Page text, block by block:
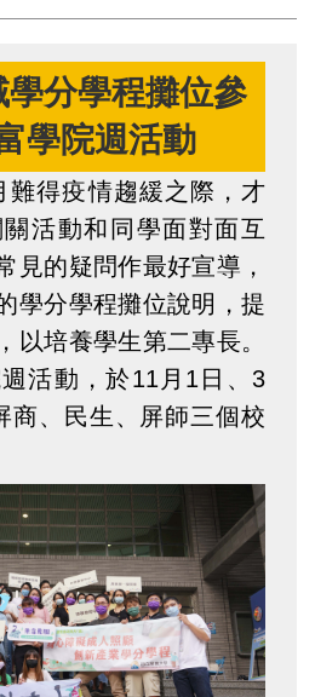
分學程攤位參
學院週活動
難得疫情趨緩之際，才
活動和同學面對面互
見的疑問作最好宣導，
學分學程攤位說明，提
以培養學生第二專長。
活動，於11月1日、3
商、民生、屏師三個校